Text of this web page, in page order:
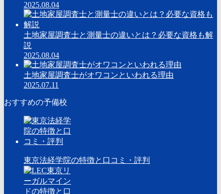
2025.08.04
土地家屋調査士と測量士の違いとは？必要な資格も解
説
2025.08.04
土地家屋調査士がオワコンといわれる理由
2025.07.11
おすすめの予備校
東京法経学院の特徴と口コミ・評判